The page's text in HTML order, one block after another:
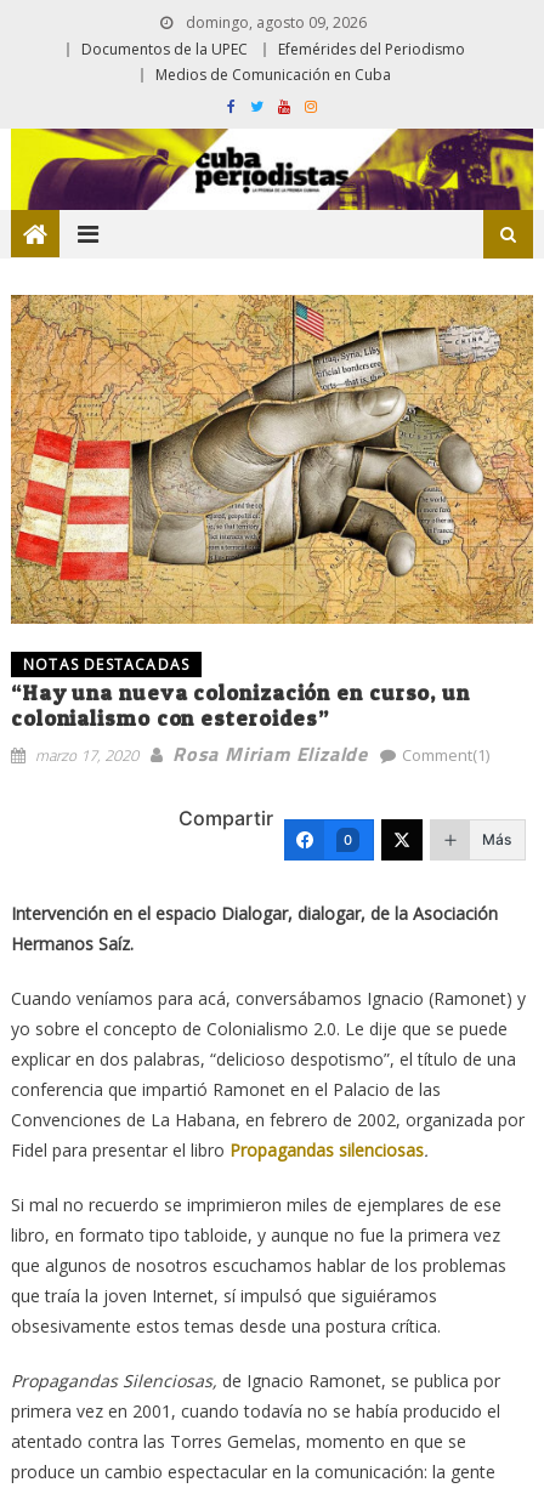
domingo, agosto 09, 2026
Documentos de la UPEC
Efemérides del Periodismo
Medios de Comunicación en Cuba
NOTAS DESTACADAS
“Hay una nueva colonización en curso, un
colonialismo con esteroides”
marzo 17, 2020 Rosa Miriam Elizalde Comment(1)
Compartir
0 Más
Intervención en el espacio Dialogar, dialogar, de la Asociación
Hermanos Saíz.
Cuando veníamos para acá, conversábamos Ignacio (Ramonet) y
yo sobre el concepto de Colonialismo 2.0. Le dije que se puede
explicar en dos palabras, “delicioso despotismo”, el título de una
conferencia que impartió Ramonet en el Palacio de las
Convenciones de La Habana, en febrero de 2002, organizada por
Fidel para presentar el libro Propagandas silenciosas.
Si mal no recuerdo se imprimieron miles de ejemplares de ese
libro, en formato tipo tabloide, y aunque no fue la primera vez
que algunos de nosotros escuchamos hablar de los problemas
que traía la joven Internet, sí impulsó que siguiéramos
obsesivamente estos temas desde una postura crítica.
Propagandas Silenciosas, de Ignacio Ramonet, se publica por
primera vez en 2001, cuando todavía no se había producido el
atentado contra las Torres Gemelas, momento en que se
produce un cambio espectacular en la comunicación: la gente